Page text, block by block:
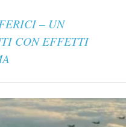
– UN
CON EFFETTI